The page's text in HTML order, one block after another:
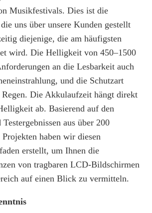
Musikfestivals. Dies ist die
uns über unsere Kunden gestellt
diejenige, die am häufigsten
wird. Die Helligkeit von 450–1500
an die Lesbarkeit auch
und die Schutzart
Die Akkulaufzeit hängt direkt
ab. Basierend auf den
aus über 200
Projekten haben wir diesen
erstellt, um Ihnen die
von tragbaren LCD-Bildschirmen
auf einen Blick zu vermitteln.